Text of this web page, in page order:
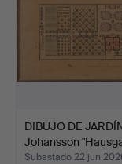
DIBUJO DE
Johansson
Subastado 22 jun